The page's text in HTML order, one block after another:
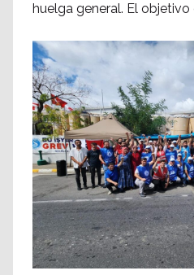
huelga general. El objetivo